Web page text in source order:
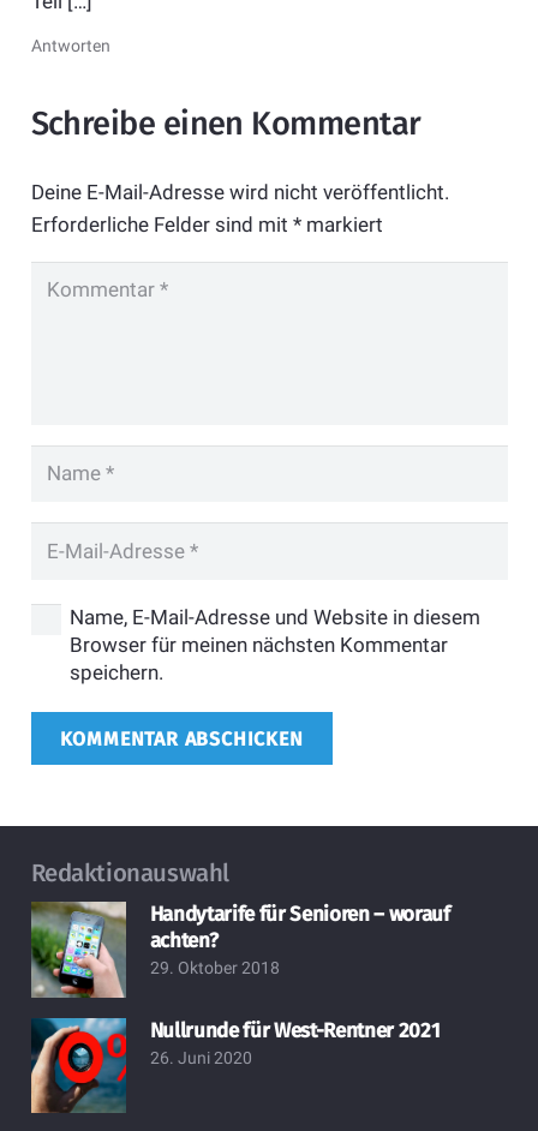
Antworten
Schreibe einen Kommentar
Deine E-Mail-Adresse wird nicht veröffentlicht.
Erforderliche Felder sind mit *markiert
Name, E-Mail-Adresse und Website in diesem
Browser für meinen nächsten Kommentar
speichern.
KOMMENTAR ABSCHICKEN
Redaktionauswahl
Handytarife für Senioren – worauf
achten?
29. Oktober 2018
Nullrunde für West-Rentner 2021
26. Juni 2020